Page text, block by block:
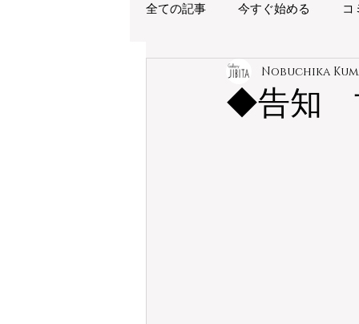
全ての記事 今すぐ始める コ
◆告知
Nobuchika